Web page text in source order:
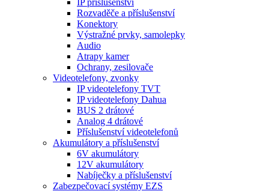
IP příslušenství
Rozvaděče a příslušenství
Konektory
Výstražné prvky, samolepky
Audio
Atrapy kamer
Ochrany, zesilovače
Videotelefony, zvonky
IP videotelefony TVT
IP videotelefony Dahua
BUS 2 drátové
Analog 4 drátové
Příslušenství videotelefonů
Akumulátory a příslušenství
6V akumulátory
12V akumulátory
Nabíječky a příslušenství
Zabezpečovací systémy EZS